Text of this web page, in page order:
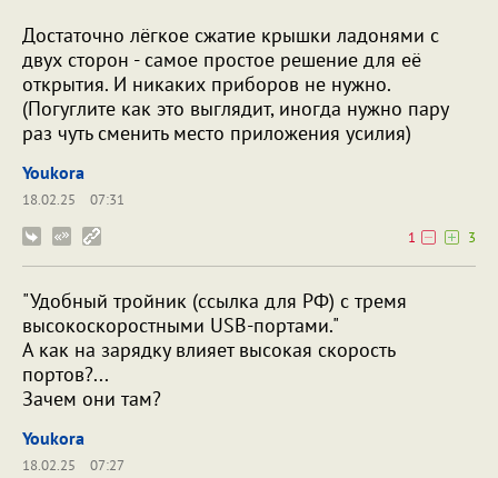
Достаточно лёгкое сжатие крышки ладонями с
двух сторон - самое простое решение для её
открытия. И никаких приборов не нужно.
(Погуглите как это выглядит, иногда нужно пару
раз чуть сменить место приложения усилия)
Youkora
18.02.25
07:31
1
3
"Удобный тройник (ссылка для РФ) с тремя
высокоскоростными USB-портами."
А как на зарядку влияет высокая скорость
портов?...
Зачем они там?
Youkora
18.02.25 07:27